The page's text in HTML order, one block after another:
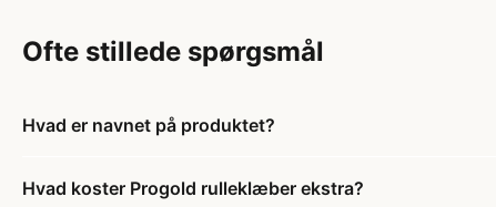
Ofte stillede spørgsmål
Hvad er navnet på produktet?
Hvad koster Progold rulleklæber ekstra?